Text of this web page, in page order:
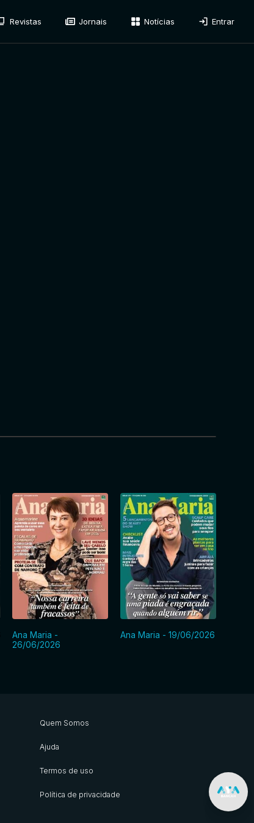
Revistas Jornais Notícias Entrar
Ana Maria -
26/06/2026
Ana Maria - 19/06/2026
Quem Somos
Ajuda
Termos de uso
Política de privacidade